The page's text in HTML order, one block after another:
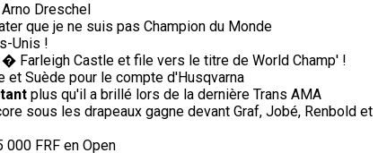
Dreschel
que je ne suis pas Champion du Monde
Unis !
Farleigh Castle et file vers le titre de World Champ' !
et Suède pour le compte d'Husqvarna
plus qu'il a brillé lors de la dernière Trans AMA
sous les drapeaux gagne devant Graf, Jobé, Renbold et
000 FRF en Open